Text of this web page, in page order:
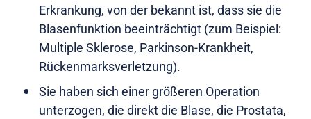
Erkrankung, von der bekannt ist, dass sie die
Blasenfunktion beeinträchtigt (zum Beispiel:
Multiple Sklerose, Parkinson-Krankheit,
Rückenmarksverletzung).
Sie haben sich einer größeren Operation
unterzogen, die direkt die Blase, die Prostata,